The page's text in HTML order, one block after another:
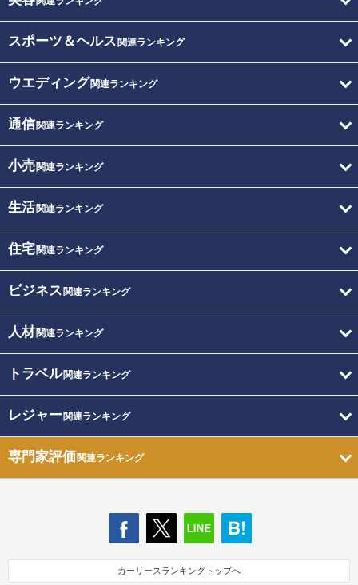
スポーツ＆ヘルス 関連ランキング
ウエディング関連ランキング
通信関連ランキング
小売関連ランキング
生活関連ランキング
住宅関連ランキング
ビジネス 関連ランキング
人材関連ランキング
トラベル関連ランキング
レジャー関連ランキング
専門家評価関連ランキング
カーリースランキングトップへ